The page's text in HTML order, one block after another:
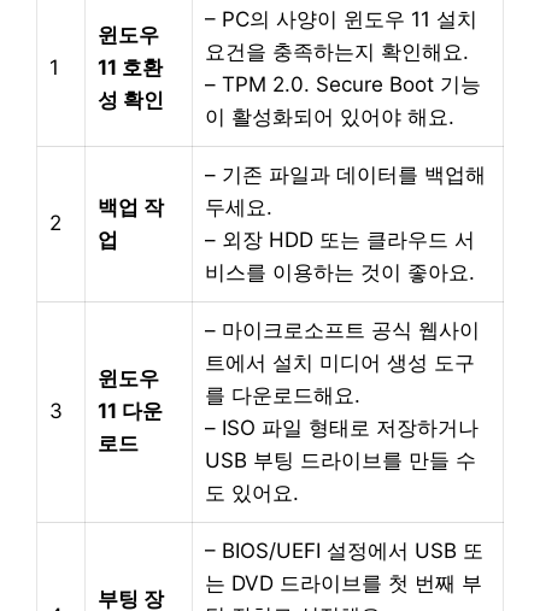
1
윈도우
11 호환
성 확인
– PC의 사양이 윈도우 11 설치
요건을 충족하는지 확인해요.
– TPM 2.0. Secure Boot 기능
이 활성화되어 있어야 해요.
2
백업 작
업
– 기존 파일과 데이터를 백업해
두세요.
– 외장 HDD 또는 클라우드 서
비스를 이용하는 것이 좋아요.
3
윈도우
11 다운
로드
– 마이크로소프트 공식 웹사이
트에서 설치 미디어 생성 도구
를 다운로드해요.
– ISO 파일 형태로 저장하거나
USB 부팅 드라이브를 만들 수
도 있어요.
부팅 장
– BIOS/UEFI 설정에서 USB 또
는 DVD 드라이브를 첫 번째 부